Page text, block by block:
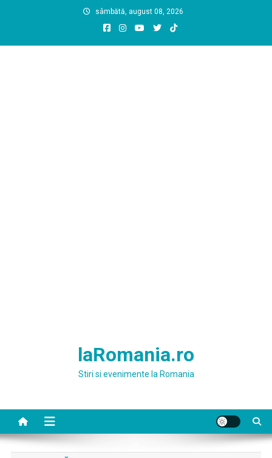
sâmbătă, august 08, 2026
laRomania.ro
Stiri si evenimente la Romania